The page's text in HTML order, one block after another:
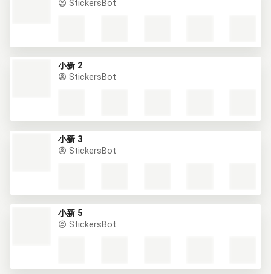
StickersBot
小新 2
StickersBot
小新 3
StickersBot
小新 5
StickersBot